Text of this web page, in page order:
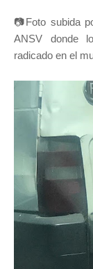
📷Foto subida
ANSV donde
radicado en el